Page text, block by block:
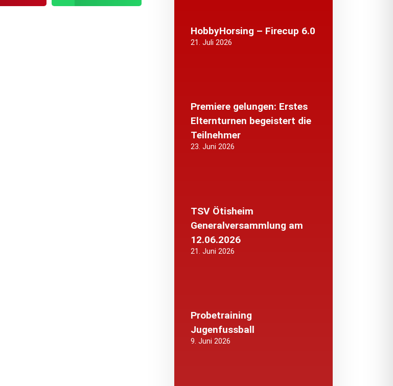
HobbyHorsing – Firecup 6.0
21. Juli 2026
Premiere gelungen: Erstes
Elternturnen begeistert die
Teilnehmer
23. Juni 2026
TSV Ötisheim
Generalversammlung am
12.06.2026
21. Juni 2026
Probetraining
Jugenfussball
9. Juni 2026